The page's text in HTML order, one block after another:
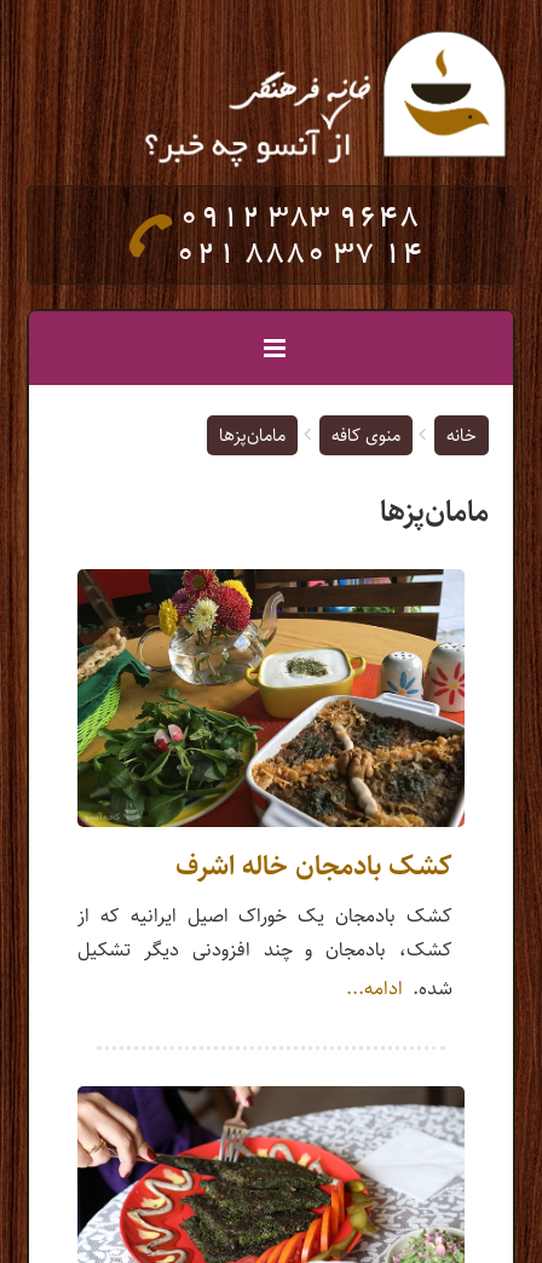
0912 383 9648
021 8880 37 14
خانه منوی کافه مامان‌پزها
مامان‌پزها
کشک بادمجان خاله اشرف
کشک بادمجان یک خوراک اصیل ایرانیه که از
کشک، بادمجان و چند افزودنی دیگر تشکیل
شده. ادامه...